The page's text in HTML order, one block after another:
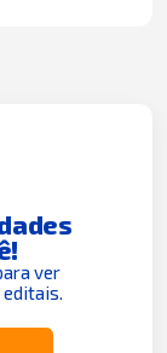
ver